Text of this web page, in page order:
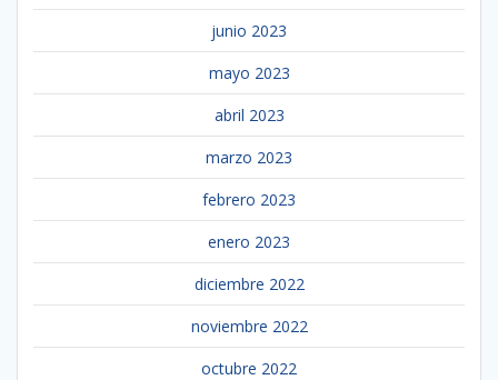
junio 2023
mayo 2023
abril 2023
marzo 2023
febrero 2023
enero 2023
diciembre 2022
noviembre 2022
octubre 2022